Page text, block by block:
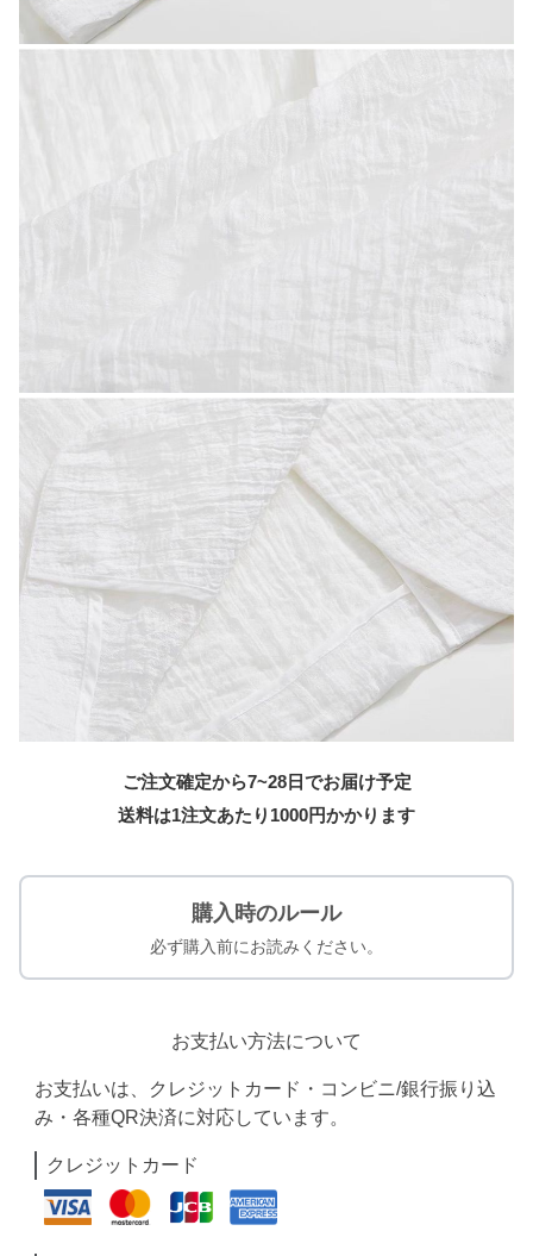
ご注文確定から7~28日でお届け予定
送料は1注文あたり 1000円かかります
購入時のルール
必ず購入前にお読みください。
お支払い方法について
お支払いは、クレジットカード・コンビニ/銀行振り込
み・各種QR決済に対応しています。
クレジットカード